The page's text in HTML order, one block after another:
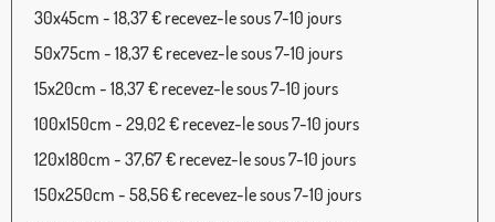
30x45cm - 18,37 € recevez-le sous 7-10 jours
50x75cm - 18,37 € recevez-le sous 7-10 jours
15x20cm - 18,37 € recevez-le sous 7-10 jours
100x150cm - 29,02 € recevez-le sous 7-10 jours
120x180cm - 37,67 € recevez-le sous 7-10 jours
150x250cm - 58,56 € recevez-le sous 7-10 jours